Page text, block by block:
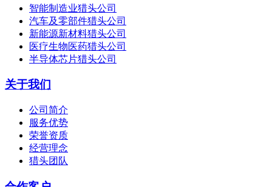
智能制造业猎头公司
汽车及零部件猎头公司
新能源新材料猎头公司
医疗生物医药猎头公司
半导体芯片猎头公司
关于我们
公司简介
服务优势
荣誉资质
经营理念
猎头团队